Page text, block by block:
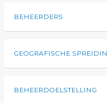
BEHEERDERS
GEOGRAFISCHE
BEHEERDOELSTELLING